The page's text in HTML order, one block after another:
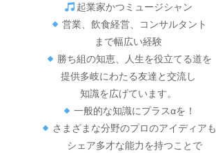
起業家かつミュージシャン
営業、飲食経営、コンサルタント
まで幅広い経験
勝ち組の知恵、人生を役立てる道を
提供多岐にわたる友達と交流し
知識を広げています。
一般的な知識にプラスαを！
さまざまな分野のプロのアイディアも
シェア多才な能力を持つことで